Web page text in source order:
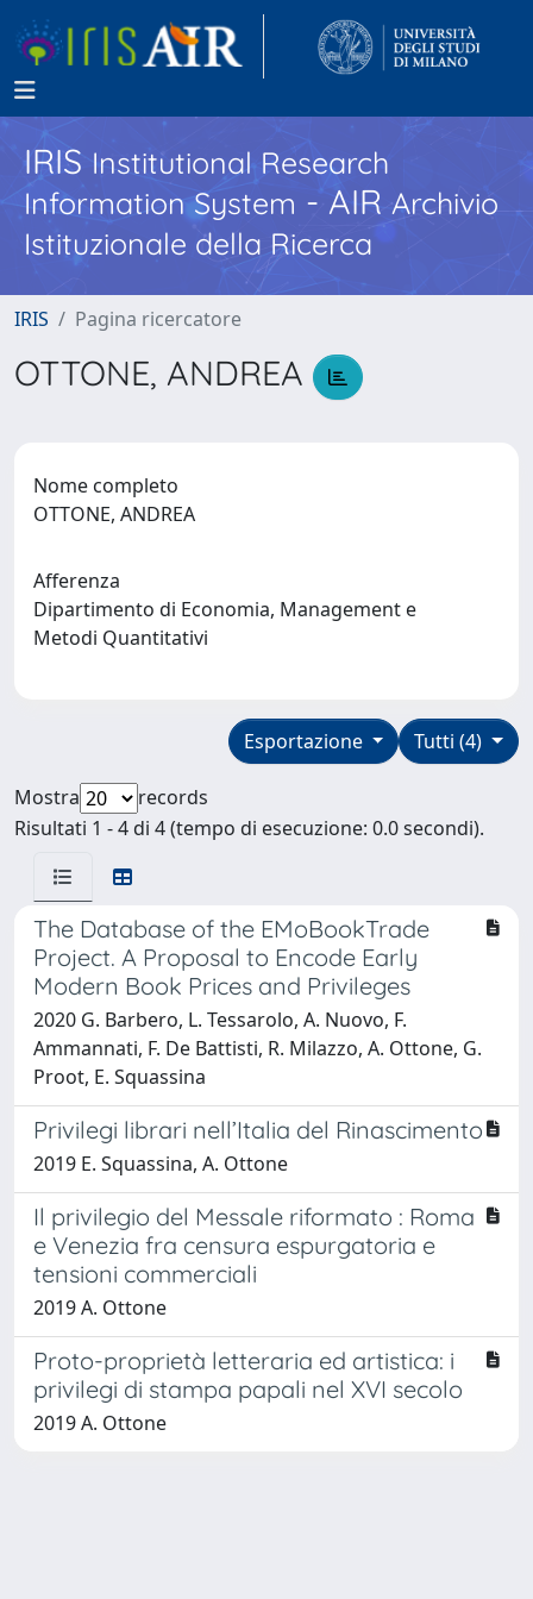
IRISInstitutional Research
Information System - AIR Archivio
Istituzionale della Ricerca
IRIS Pagina ricercatore
OTTONE, ANDREA
Nome completo
OTTONE, ANDREA
Afferenza
Dipartimento di Economia, Management e
Metodi Quantitativi
Tutti (4)
Esportazione
Mostra
records
Risultati 1 - 4 di 4 (tempo di esecuzione: 0.0 secondi).
The Database of the EMoBookTrade
Project. A Proposal to Encode Early
Modern Book Prices and Privileges
2020 G. Barbero, L. Tessarolo, A. Nuovo, F.
Ammannati, F. De Battisti, R. Milazzo, A. Ottone, G.
Proot, E. Squassina
Privilegi librari nell’Italia del Rinascimento
2019 E. Squassina, A. Ottone
Il privilegio del Messale riformato : Roma
e Venezia fra censura espurgatoria e
tensioni commerciali
2019 A. Ottone
Proto-proprietà letteraria ed artistica: i
privilegi di stampa papali nel XVI secolo
2019 A. Ottone